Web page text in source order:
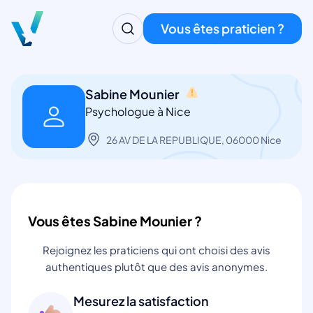
Vous êtes praticien ?
Sabine Mounier
Psychologue à Nice
26 AV DE LA REPUBLIQUE, 06000 Nice
Vous êtes Sabine Mounier ?
Rejoignez les praticiens qui ont choisi des avis
authentiques plutôt que des avis anonymes.
Mesurez la satisfaction